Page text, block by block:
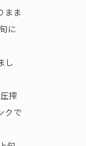
まま
に
し
搾
クで